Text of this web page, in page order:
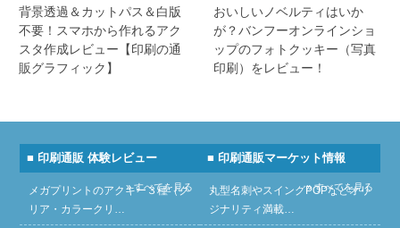
背景透過＆カットパス＆白版
不要！スマホから作れるアク
スタ作成レビュー【印刷の通
販グラフィック】
おいしいノベルティはいか
が？バンフーオンラインショ
ップのフォトクッキー（写真
印刷）をレビュー！
■ 印刷通販 体験レビュー
» すべてを見る
メガプリントのアクキー３種（ク
リア・カラークリ…
■ 印刷通販マーケット情報
» すべてを見る
丸型名刺やスイングPOPなどオリ
ジナリティ満載…